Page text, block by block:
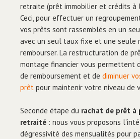
retraite (prêt immobilier et crédits à
Ceci, pour effectuer un
vos prêts sont rassemblés en un
avec un seul taux fixe et une seule
rembourser. La restructuration de
montage financier vous permettent
de remboursement et de diminuer
prêt pour maintenir votre niveau de
Seconde étape du rachat de prêt à
retraité : nous vous proposons
dégressivité des mensualités pour